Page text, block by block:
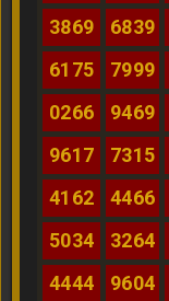
3869
6839
6175
7999
0266
9469
9617
7315
4162
4466
5034
3264
4444
9604